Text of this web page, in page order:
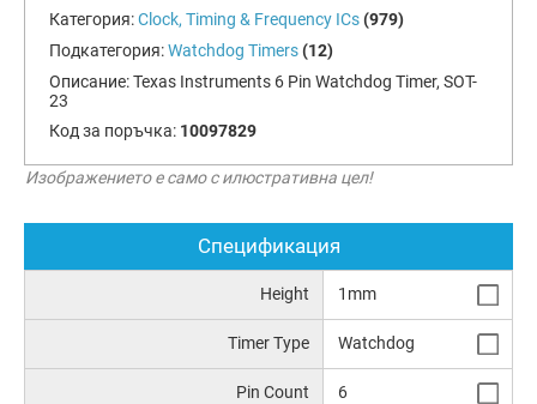
Категория:Clock, Timing & Frequency ICs (979)
Подкатегория:Watchdog Timers (12)
Описание:Texas Instruments 6 Pin Watchdog Timer, SOT-
23
Код за поръчка: 10097829
Изображението е само с илюстративна цел!
Спецификация
Height 1mm
Timer Type Watchdog
Pin Count 6